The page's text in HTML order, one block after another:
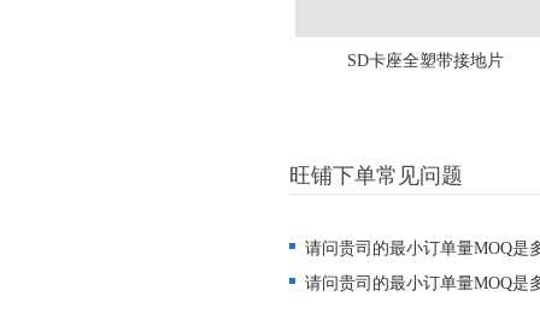
SD卡座全塑带接地片
旺铺下单常见问题
请问贵司的最小订单量MOQ是
请问贵司的最小订单量MOQ是